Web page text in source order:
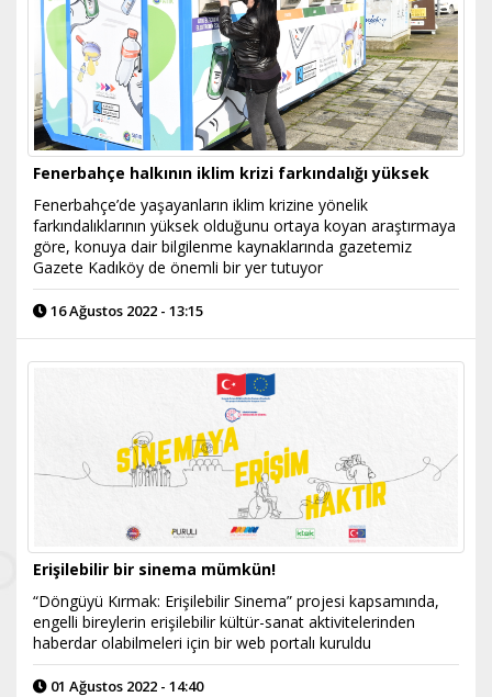
Fenerbahçe halkının iklim krizi farkındalığı yüksek
Fenerbahçe’de yaşayanların iklim krizine yönelik
farkındalıklarının yüksek olduğunu ortaya koyan araştırmaya
göre, konuya dair bilgilenme kaynaklarında gazetemiz
Gazete Kadıköy de önemli bir yer tutuyor
16 Ağustos 2022 - 13:15
Erişilebilir bir sinema mümkün!
​“Döngüyü Kırmak: Erişilebilir Sinema” projesi kapsamında,
engelli bireylerin erişilebilir kültür-sanat aktivitelerinden
haberdar olabilmeleri için bir web portalı kuruldu
01 Ağustos 2022 - 14:40